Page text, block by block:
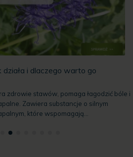
działa i dlaczego warto go
zdrowie stawów, pomaga łagodzić bóle i
Zawiera substancje o silnym
które wspomagają...